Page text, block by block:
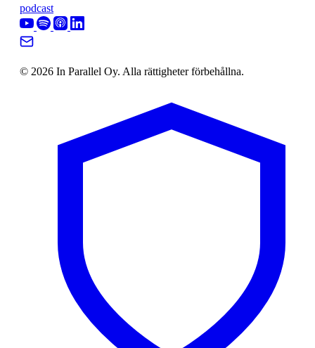
podcast
© 2026 In Parallel Oy. Alla rättigheter förbehållna.